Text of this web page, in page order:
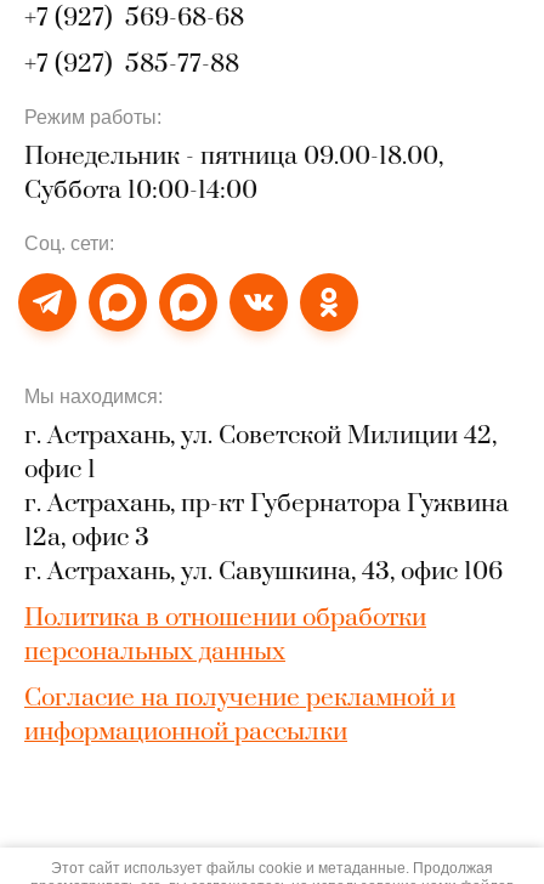
Режим работы:
Понедельник - пятница 09.00-18.00,
Суббота 10:00-14:00
Соц. сети:
+7 (927) 569-68-68
+7 (927) 585-77-88
Мы находимся:
г. Астрахань, ул. Советской Милиции 42,
офис 1
г. Астрахань, пр-кт Губернатора Гужвина
12а, офис 3
г. Астрахань, ул. Савушкина, 43, офис 106
Политика в отношении обработки
персональных данных
Согласие на получение рекламной и
информационной рассылки
Copyright © 2023 - 2026 Турагентство ANEX
Этот сайт использует файлы cookie и метаданные. Продолжая